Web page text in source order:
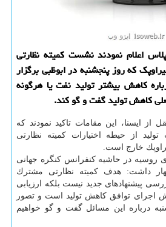
اعلام نمودند نشست كمیته نظارتی
كه روز پنجشنبه در ابوظبی برگزار
كاهش بیشتر تولید نفت یا هرگونه
كاهش تولید گفت و گو كند.
از ایسنا، این مقامات تاكید نمودند كه
از حیطه اختیارات كمیته نظارتی
خارج است.
روسیه در حاشیه كنفرانس كنگره جهانی
داشت: هدف كمیته نظارتی مشترك
پیشنهادهای جدید نیست بلكه ارزیابی
اجرای توافق كاهش تولید است و تصور
درباره این مسائل گفت و گو خواهیم